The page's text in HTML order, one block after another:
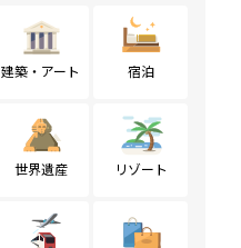
建築・アート 宿泊
世界遺産 リゾート